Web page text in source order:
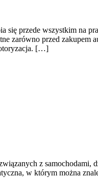
się przede wszystkim na
zarówno przed zakupem
[…]
z samochodami,
w którym można